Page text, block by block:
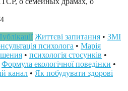
Життєві запитання • ЗМІ
психолога • Марія
• психологія стосунків •
Формула екологічної поведінки •
канал • Як побудувати здорові